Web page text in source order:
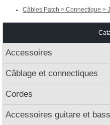
Câbles Patch > Connectique >
Accessoires
Câblage et connectiques
Cordes
Accessoires guitare et